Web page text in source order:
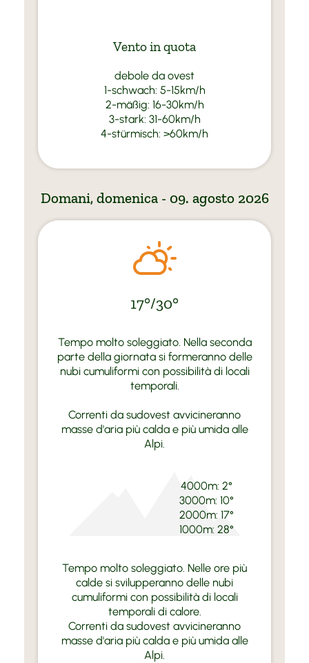
Vento in quota
debole da ovest
1-schwach: 5-15km/h
2-mäßig: 16-30km/h
3-stark: 31-60km/h
4-stürmisch: >60km/h
Domani, domenica - 09. agosto 2026
17°/30°
Tempo molto soleggiato. Nella seconda
parte della giornata si formeranno delle
nubi cumuliformi con possibilità di locali
temporali.
Correnti da sudovest avvicineranno
masse d'aria più calda e più umida alle
Alpi.
4000m: 2°
3000m: 10°
2000m: 17°
1000m: 28°
Tempo molto soleggiato. Nelle ore più
calde si svilupperanno delle nubi
cumuliformi con possibilità di locali
temporali di calore.
Correnti da sudovest avvicineranno
masse d'aria più calda e più umida alle
Alpi.